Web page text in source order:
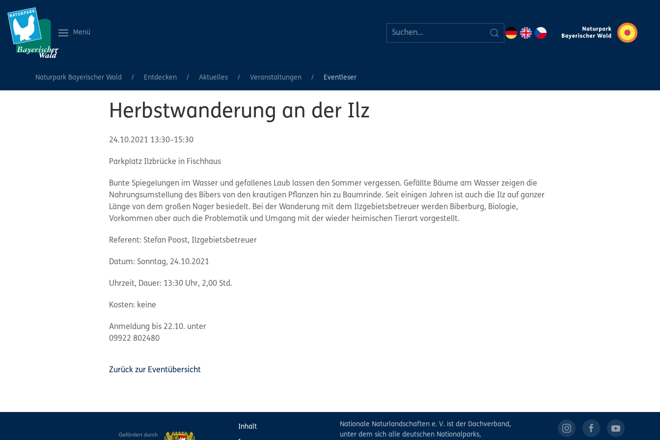
Menü
Naturpark Bayerischer Wald Entdecken Aktuelles Veranstaltungen Eventleser
Herbstwanderung an der Ilz
24.10.2021 13:30–15:30
Parkplatz Ilzbrücke in Fischhaus
Bunte Spiegelungen im Wasser und gefallenes Laub lassen den Sommer vergessen. Gefällte Bäume am Wasser zeigen die
Nahrungsumstellung des Bibers von den krautigen Pflanzen hin zu Baumrinde. Seit einigen Jahren ist auch die Ilz auf ganzer
Länge von dem großen Nager besiedelt. Bei der Wanderung mit dem Ilzgebietsbetreuer werden Biberburg, Biologie,
Vorkommen aber auch die Problematik und Umgang mit der wieder heimischen Tierart vorgestellt.
Referent: Stefan Poost, Ilzgebietsbetreuer
Datum: Sonntag, 24.10.2021
Uhrzeit, Dauer: 13:30 Uhr, 2,00 Std.
Kosten: keine
Anmeldung bis 22.10. unter
09922 802480
Zurück zur Eventübersicht
Inhalt
Nationale Naturlandschaften e. V. ist der Dachverband,
unter dem sich alle deutschen Nationalparks,